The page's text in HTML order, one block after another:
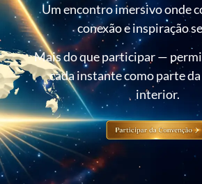
Um encontro imersivo onde
conexão e inspiração
Mais do que participar —
cada instante como parte
interior.